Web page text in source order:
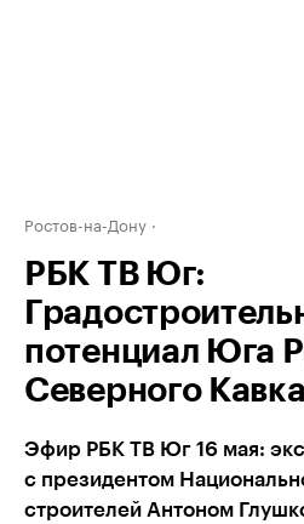
Ростов-на-Дону
РБК ТВ Юг:
потенциал Юга
Северного
Эфир РБК ТВ Юг 16 мая:
с президентом
строителей Антоном